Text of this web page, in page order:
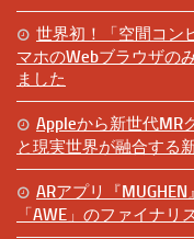
世界初！「空間コン
マホのWebブラウザの
ました
Appleから新世代MR
と現実世界が融合する
ARアプリ『
「AWE」のファイナリ